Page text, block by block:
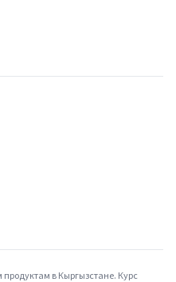
в Кыргызстане. Курс